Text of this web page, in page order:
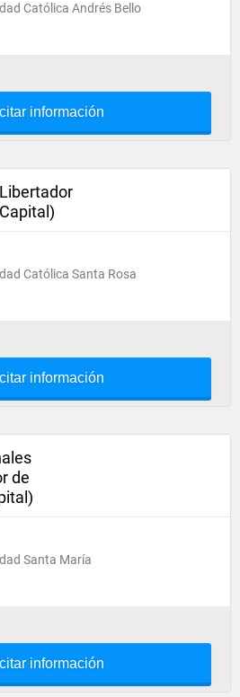
Católica Andrés Bello
información
Católica Santa Rosa
información
de
Santa María
información